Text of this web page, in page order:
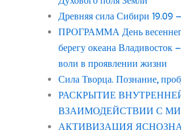
Древняя сила Сибири 19.09
ПРОГРАММА День
берегу океана Владивосток
воли в проявлении жизни
Сила Творца. Познание,
РАСКРЫТИЕ
ВЗАИМОДЕЙСТВИИ С
АКТИВИЗАЦИЯ